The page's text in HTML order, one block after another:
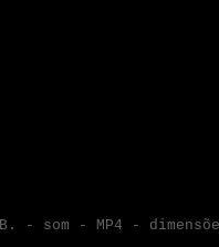
- som - MP4 -